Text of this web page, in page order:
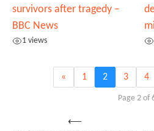
survivors after tragedy –
BBC News
1 views
« 1 2 3 4
Page 2 of
⟵